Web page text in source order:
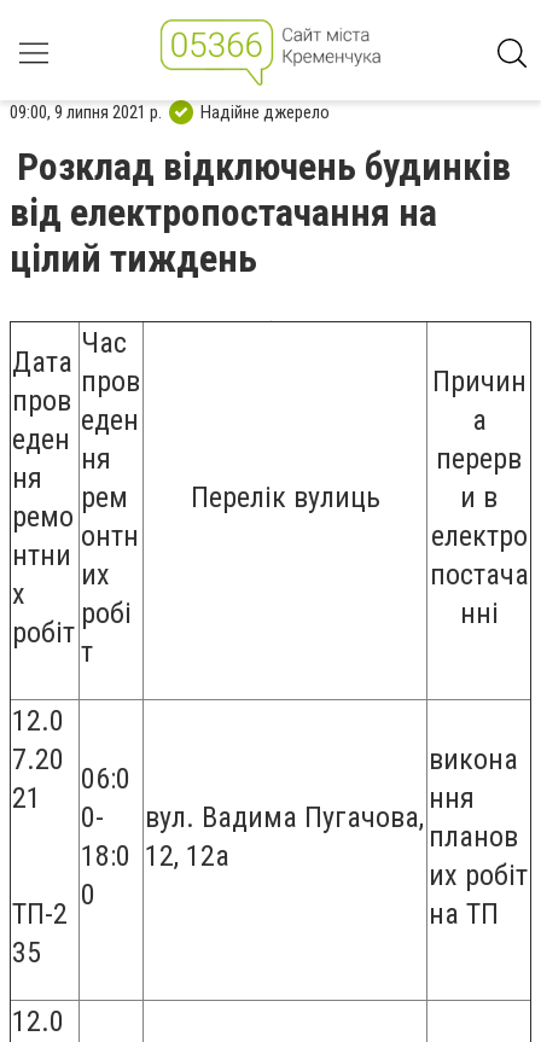
09:00, 9 липня 2021 р. Надійне джерело
Розклад відключень будинків
від електропостачання на
цілий тиждень
Дата
пров
еден
ня
ремо
нтни
х
робіт
Час
пров
еден
ня
рем
онтн
их
робі
т
Перелік вулиць
Причин
а
перерв
и в
електро
постача
нні
12.0
7.20
21
ТП-2
35
06:0
0-
18:0
0
вул. Вадима Пугачова,
12, 12а
викона
ння
планов
их робіт
на ТП
12.0